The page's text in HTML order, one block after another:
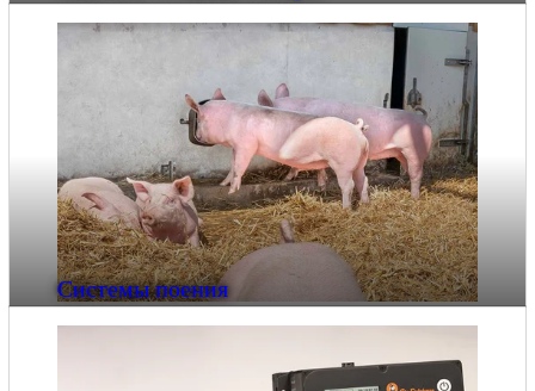
Системы поения